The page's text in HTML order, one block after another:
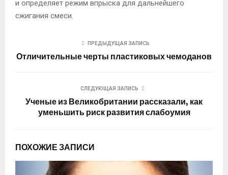
и определяет режим впрыска для дальнейшего
сжигания смеси.
ПРЕДЫДУЩАЯ ЗАПИСЬ
Отличительные черты пластиковых чемоданов
СЛЕДУЮЩАЯ ЗАПИСЬ
Ученые из Великобритании рассказали, как
уменьшить риск развития слабоумия
ПОХОЖИЕ ЗАПИСИ